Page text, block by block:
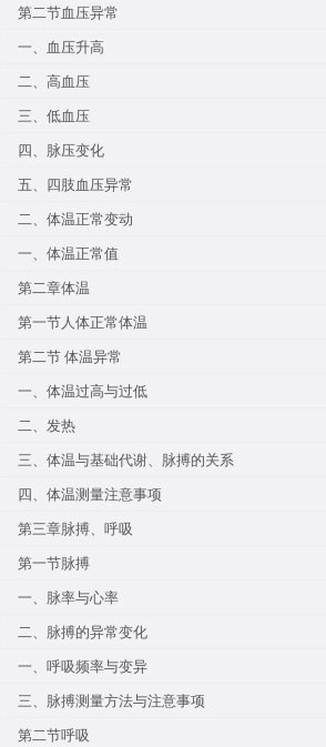
第二节血压异常
一、血压升高
二、高血压
三、低血压
四、脉压变化
五、四肢血压异常
二、体温正常变动
一、体温正常值
第二章体温
第一节人体正常体温
第二节 体温异常
一、体温过高与过低
二、发热
三、体温与基础代谢、脉搏的关系
四、体温测量注意事项
第三章脉搏、呼吸
第一节脉搏
一、脉率与心率
二、脉搏的异常变化
一、呼吸频率与变异
三、脉搏测量方法与注意事项
第二节呼吸